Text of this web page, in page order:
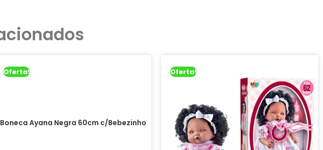
Oferta!
Boneca Ayana Negra 60cm c/Bebezinho
Oferta!